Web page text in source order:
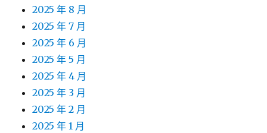
2025 年 8 月
2025 年 7 月
2025 年 6 月
2025 年 5 月
2025 年 4 月
2025 年 3 月
2025 年 2 月
2025 年 1 月